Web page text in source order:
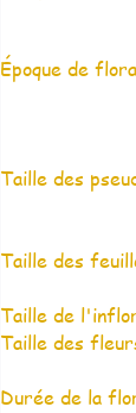
Époque de
Taille des
Taille des
Taille de
Taille des
Durée de la